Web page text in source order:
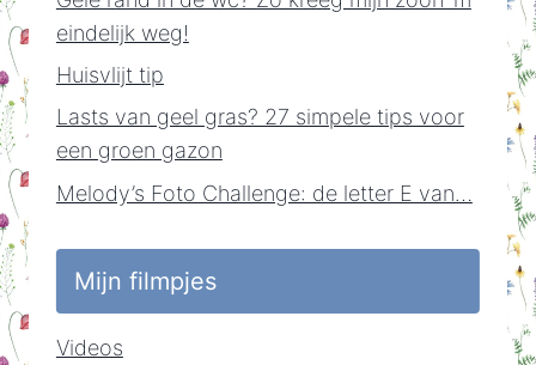
eindelijk weg!
Huisvlijt tip
Lasts van geel gras? 27 simpele tips voor
een groen gazon
Melody’s Foto Challenge: de letter E van…
Mijn filmpjes
Videos